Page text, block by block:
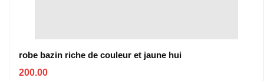
robe bazin riche de couleur et jaune hui
200.00